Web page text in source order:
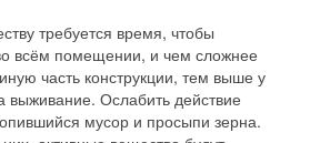
требуется время, чтобы
всём помещении, и чем сложнее
часть конструкции, тем выше у
Ослабить действие
мусор и просыпи зерна.